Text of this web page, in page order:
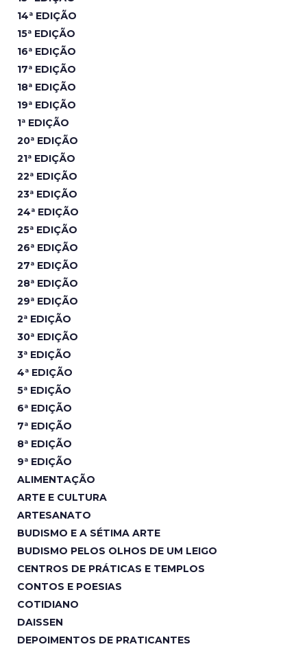
14ª EDIÇÃO
15ª EDIÇÃO
16ª EDIÇÃO
17ª EDIÇÃO
18ª EDIÇÃO
19ª EDIÇÃO
1ª EDIÇÃO
20ª EDIÇÃO
21ª EDIÇÃO
22ª EDIÇÃO
23ª EDIÇÃO
24ª EDIÇÃO
25ª EDIÇÃO
26ª EDIÇÃO
27ª EDIÇÃO
28ª EDIÇÃO
29ª EDIÇÃO
2ª EDIÇÃO
30ª EDIÇÃO
3ª EDIÇÃO
4ª EDIÇÃO
5ª EDIÇÃO
6ª EDIÇÃO
7ª EDIÇÃO
8ª EDIÇÃO
9ª EDIÇÃO
ALIMENTAÇÃO
ARTE E CULTURA
ARTESANATO
BUDISMO E A SÉTIMA ARTE
BUDISMO PELOS OLHOS DE UM LEIGO
CENTROS DE PRÁTICAS E TEMPLOS
CONTOS E POESIAS
COTIDIANO
DAISSEN
DEPOIMENTOS DE PRATICANTES